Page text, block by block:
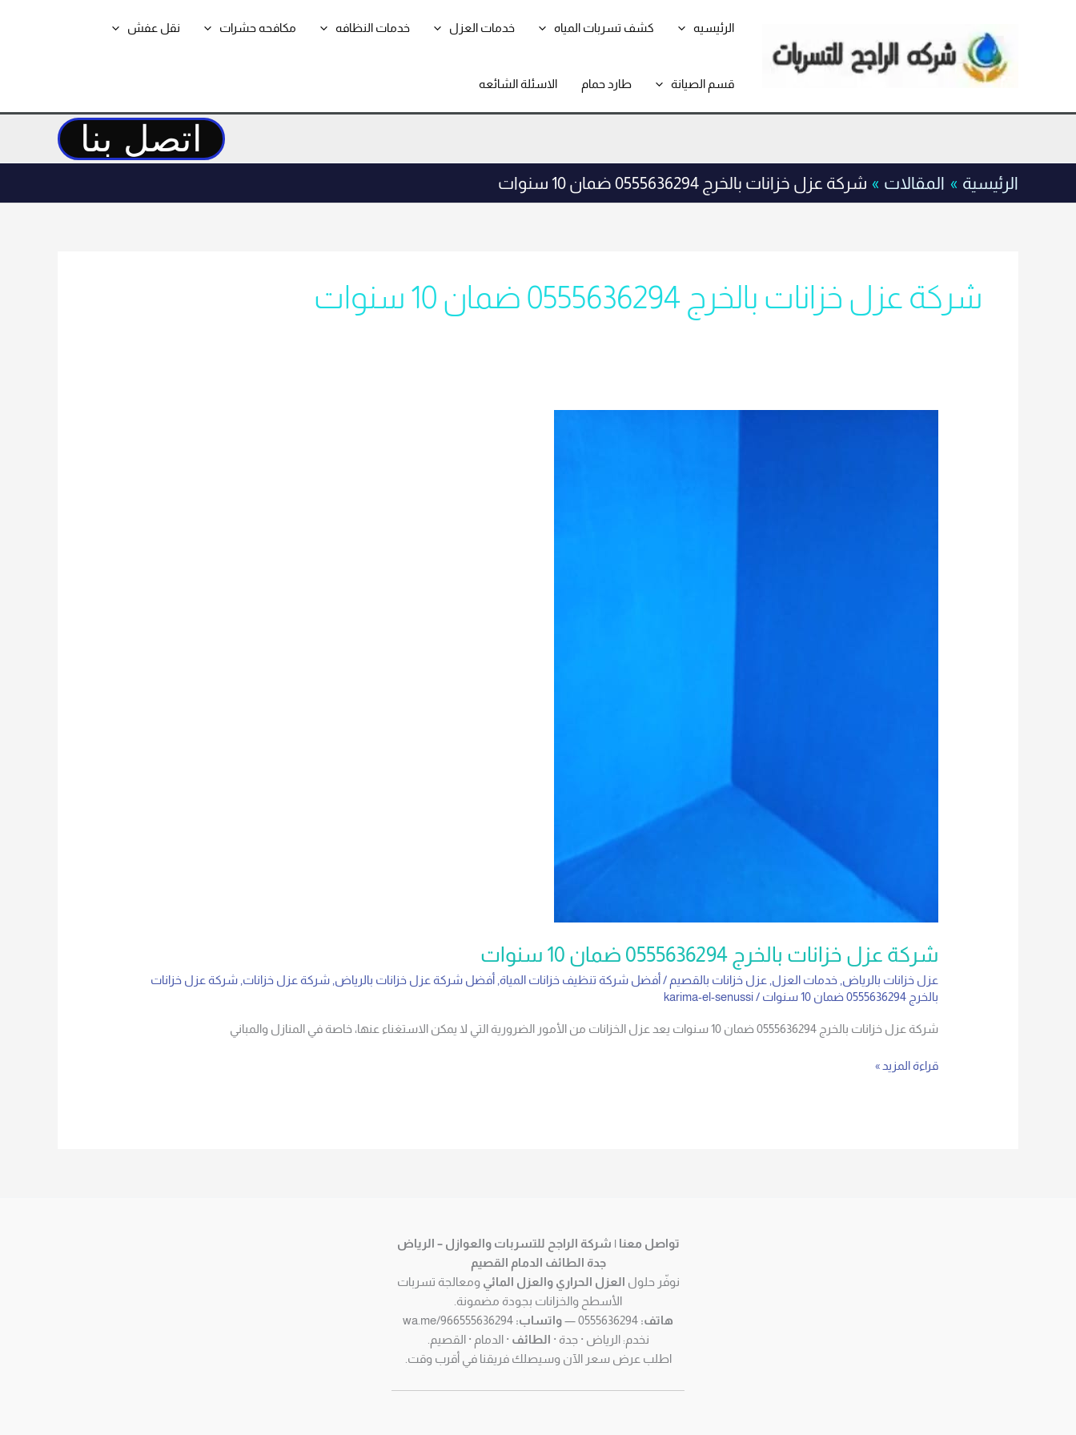
الرئيسيه كشف تسربات المياه خدمات العزل خدمات النظافه مكافحه حشرات نقل عفش
قسم الصيانة طارد حمام الاسئلة الشائعه
اتصل بنا
الرئيسية المقالات شركة عزل خزانات بالخرج 0555636294 ضمان 10 سنوات
شركة عزل خزانات بالخرج 0555636294 ضمان 10 سنوات
شركة عزل خزانات بالخرج 0555636294 ضمان 10 سنوات
عزل خزانات بالرياض ,خدمات العزل عزل خزانات بالقصيم /أفضل شركة تنظيف خزانات المياة ,أفضل شركة عزل خزانات بالرياض ,شركة عزل خزانات ,شركة عزل خزانات
بالخرج 0555636294 ضمان 10 سنوات
/
karima-el-senussi
شركة عزل خزانات بالخرج 0555636294 ضمان 10 سنوات يعد عزل الخزانات من الأمور الضرورية التي لا يمكن الاستغناء عنها، خاصة في المنازل والمباني
قراءة المزيد »
تواصل معنا | شركة الراجح للتسربات والعوازل – الرياض
جدة الطائف الدمام القصيم
نوفّر حلول العزل الحراري والعزل المائي ومعالجة تسربات
الأسطح والخزانات بجودة مضمونة.
هاتف:
واتساب:
نخدم: الرياض · جدة · الطائف · الدمام · القصيم.
اطلب عرض سعر الآن وسيصلك فريقنا في أقرب وقت.